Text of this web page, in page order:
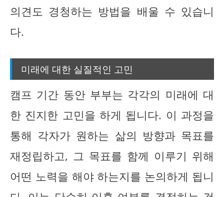
의견도 경청하는 방법을 배울 수 있습니
다.
미래에 대한 실질적인 고민
캠프 기간 동안 부부는 각각의 미래에 대
한 진지한 고민을 하게 됩니다. 이 과정을
통해 각자가 원하는 삶의 방향과 목표를
재정립하고, 그 목표를 함께 이루기 위해
어떤 노력을 해야 하는지를 논의하게 됩니